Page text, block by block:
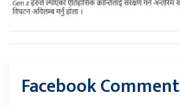
Facebook Comment